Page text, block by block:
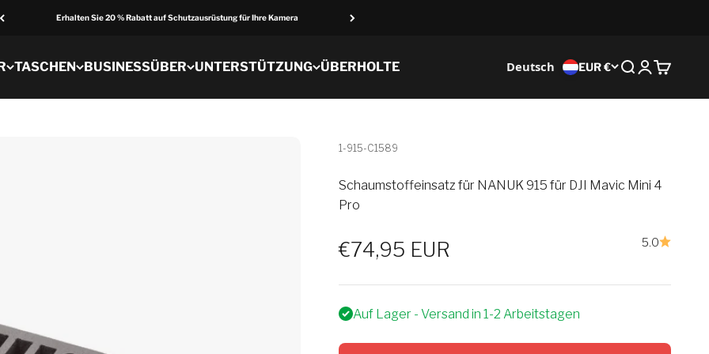
Erhalten Sie 20 % Rabatt auf Schutzausrüstung für Ihre Kamera
TASCHEN BUSINESSÜBER UNTERSTÜTZUNG ÜBERHOLTE Deutsch EUR € SucheAnmeldung
Wagen
1-915-C1589
Schaumstoffeinsatz für NANUK 915 für DJI Mavic Mini 4
Pro
5.0
Verkaufspreis
€74,95 EUR
Auf Lager - Versand in 1-2 Arbeitstagen